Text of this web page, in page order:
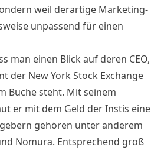
weil derartige Marketing-
unpassend für einen
man einen Blick auf deren CEO,
der New York Stock Exchange
Buche steht. Mit seinem
er mit dem Geld der Instis eine
gehören unter anderem
Nomura. Entsprechend groß